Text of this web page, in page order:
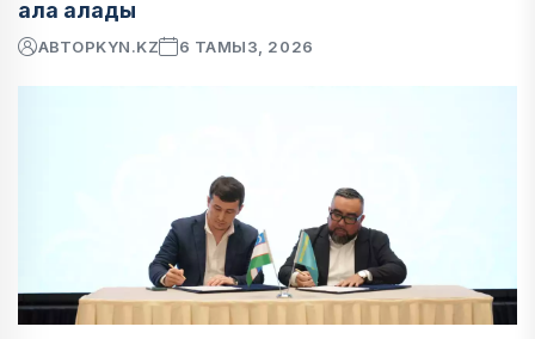
ала алады
АВТОРKYN.KZ 6 ТАМЫЗ, 2026